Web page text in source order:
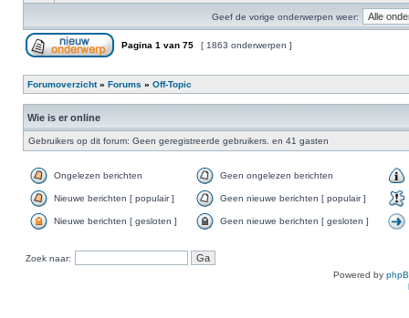
Geef de vorige onderwerpen weer:
Pagina 1 van 75 [ 1863 onderwerpen ]
Forumoverzicht» Forums » Off-Topic
Wie is er online
Gebruikers op dit forum: Geen geregistreerde gebruikers. en 41 gasten
Ongelezen berichten Geen ongelezen berichten
Nieuwe berichten [ populair ] Geen nieuwe berichten [ populair ]
Nieuwe berichten [ gesloten ] Geen nieuwe berichten [ gesloten ]
Zoek naar:
Powered by